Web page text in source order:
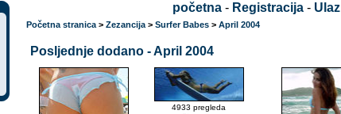
početna- Registracija- Ulaz
Početna stranica > Zezancija > Surfer Babes > April 2004
Posljednje dodano - April 2004
4933 pregleda